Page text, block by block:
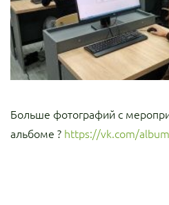
Больше фотографий с
альбоме ? https://vk.com/